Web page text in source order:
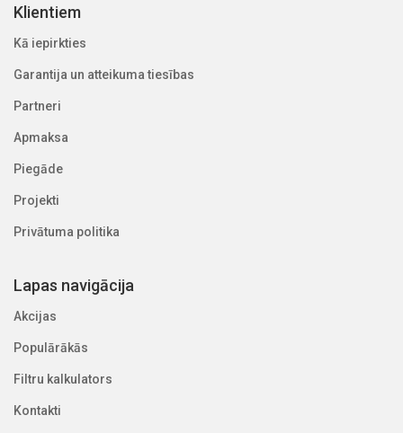
Klientiem
Kā iepirkties
Garantija un atteikuma tiesības
Partneri
Apmaksa
Piegāde
Projekti
Privātuma politika
Lapas navigācija
Akcijas
Populārākās
Filtru kalkulators
Kontakti